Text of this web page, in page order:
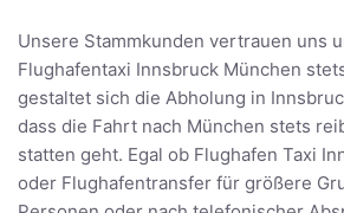
Unsere Stammkunden vertrauen uns
Flughafentaxi Innsbruck München
gestaltet sich die Abholung in
dass die Fahrt nach München stets
statten geht. Egal ob Flughafen Taxi
oder Flughafentransfer für größere